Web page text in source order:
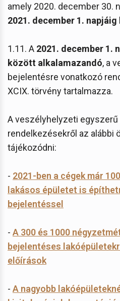
amely 2020. december 30.
2021. december 1.
1.11. A 2021. december 1.
között alkalamazandó, a
bejelentésre vonatkozó
XCIX. törvény tartalmazza.
A veszélyhelyzeti
rendelkezésekről az alábbi
tájékozódni:
- 2021-ben a cégek már
lakásos épületet is
bejelentéssel
- A 300 és 1000
bejelentéses
előírások
- A nagyobb